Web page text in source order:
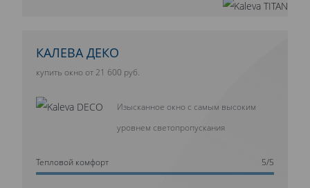
КАЛЕВА ДЕКО
купить окно от 21 600 руб.
Изысканное окно с самым высоким
уровнем светопропускания
Тепловой комфорт 5/5